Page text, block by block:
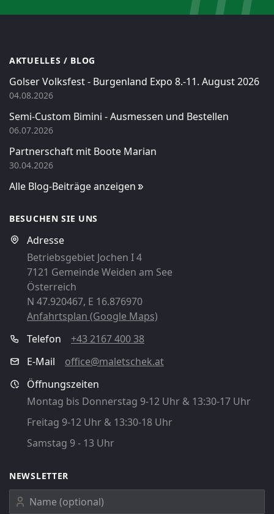
AKTUELLES / BLOG
Golser Volksfest - Burgenland Expo 8.-11. August 2026
04.08.2026
Semi-Custom Bimini - Ausmessen und Bestellen
06.07.2026
Partnerschaft mit Boote Marian
30.04.2026
Alle Blog-Beiträge anzeigen
BESUCHEN SIE UNS
Adresse
Betriebsgebiet Jochen I 4
7121 Gemeinde Weiden am See
Österreich
N 47.920467, E 16.876970
Anfahrtsplan (Google Maps)
Telefon
+43 2167 400 38
E-Mail
office@maletschek.at
Öffnungszeiten
Montag bis Donnerstag 9-12 Uhr & 13:30-17 Uhr
Freitag 9-12 Uhr & 13:30-18 Uhr
Samstag 9 - 13 Uhr
NEWSLETTER